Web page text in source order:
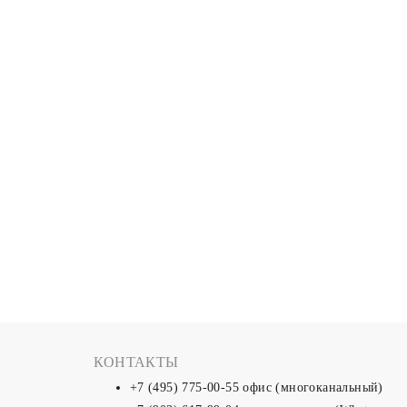
КОНТАКТЫ
+7 (495) 775-00-55 офис (многоканальный)